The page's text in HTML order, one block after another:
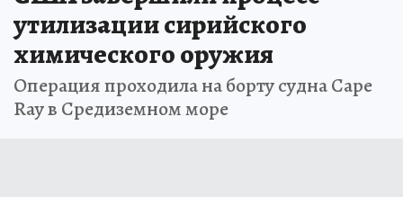
утилизации сирийского
химического оружия
Операция проходила на борту судна Cape
Ray в Средиземном море